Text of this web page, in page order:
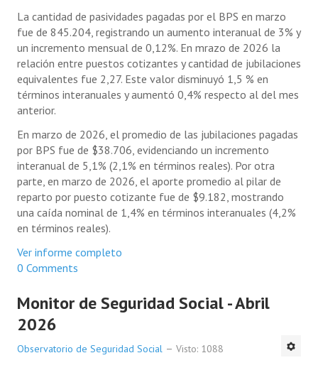
La cantidad de pasividades pagadas por el BPS en marzo
fue de 845.204, registrando un aumento interanual de 3% y
un incremento mensual de 0,12%. En mrazo de 2026 la
relación entre puestos cotizantes y cantidad de jubilaciones
equivalentes fue 2,27. Este valor disminuyó 1,5 % en
términos interanuales y aumentó 0,4% respecto al del mes
anterior.
En marzo de 2026, el promedio de las jubilaciones pagadas
por BPS fue de $38.706, evidenciando un incremento
interanual de 5,1% (2,1% en términos reales). Por otra
parte, en marzo de 2026, el aporte promedio al pilar de
reparto por puesto cotizante fue de $9.182, mostrando
una caída nominal de 1,4% en términos interanuales (4,2%
en términos reales).
Ver informe completo
0 Comments
Monitor de Seguridad Social - Abril
2026
Observatorio de Seguridad Social Visto: 1088